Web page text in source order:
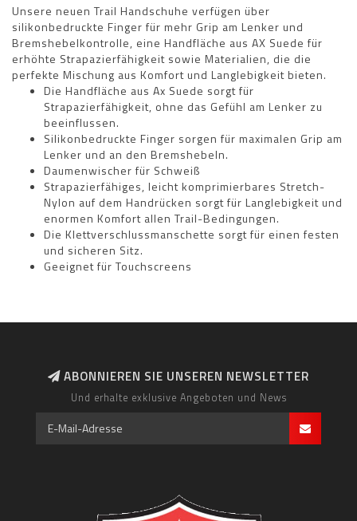
Unsere neuen Trail Handschuhe verfügen über
silikonbedruckte Finger für mehr Grip am Lenker und
Bremshebelkontrolle, eine Handfläche aus AX Suede für
erhöhte Strapazierfähigkeit sowie Materialien, die die
perfekte Mischung aus Komfort und Langlebigkeit bieten.
Die Handfläche aus Ax Suede sorgt für
Strapazierfähigkeit, ohne das Gefühl am Lenker zu
beeinflussen.
Silikonbedruckte Finger sorgen für maximalen Grip am
Lenker und an den Bremshebeln.
Daumenwischer für Schweiß
Strapazierfähiges, leicht komprimierbares Stretch-
Nylon auf dem Handrücken sorgt für Langlebigkeit und
enormen Komfort allen Trail-Bedingungen.
Die Klettverschlussmanschette sorgt für einen festen
und sicheren Sitz.
Geeignet für Touchscreens
ABONNIEREN SIE UNSEREN NEWSLETTER
Und erhalte exklusive Angeboten und News